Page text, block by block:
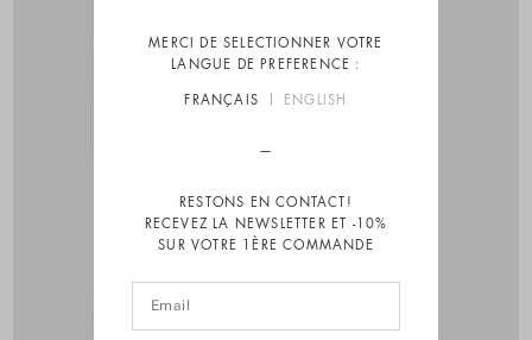
MERCI DE SELECTIONNER VOTRE
LANGUE DE PREFERENCE :
FRANÇAIS ENGLISH
RESTONS EN CONTACT!
RECEVEZ LA NEWSLETTER ET -10%
SUR VOTRE 1ÈRE COMMANDE